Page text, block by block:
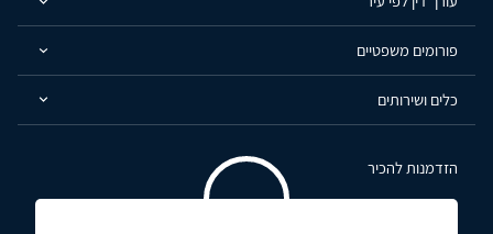
פורומים משפטיים
כלים ושירותים
הזדמנות להכיר